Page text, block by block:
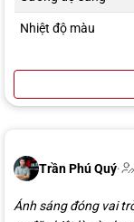
Trần Phú Quý·
Ánh sáng đóng vai
Nhiệt độ màu